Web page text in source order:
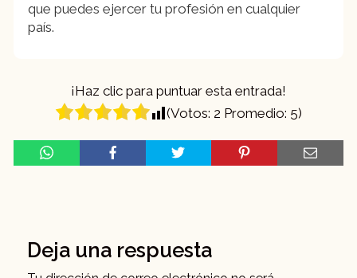
que puedes ejercer tu profesión en cualquier
país.
¡Haz clic para puntuar esta entrada!
(Votos: 2 Promedio: 5)
Deja una respuesta